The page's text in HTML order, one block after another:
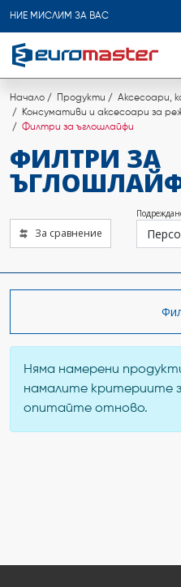
НИЕ МИСЛИМ ЗА ВАС
Начало Продукти
Аксесоари,
Консумативи и аксесоари за
Филтри за ъглошлайфи
ФИЛТРИ ЗА
За сравнение
Няма намерени
намалите критериите
опитайте отново.